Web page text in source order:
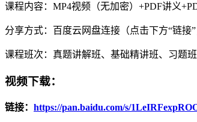
课程内容：MP4视频（无加密）+PDF讲义
分享方式：百度云网盘连接（点击下方“链接
课程班次：真题讲解班、基础精讲班、习题
视频下载：
链接： https://pan.baidu.com/s/